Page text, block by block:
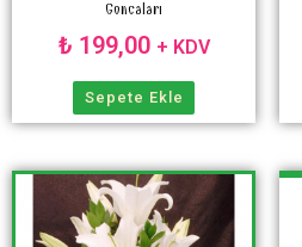
Goncaları
₺ 199,00 + KDV
Sepete Ekle